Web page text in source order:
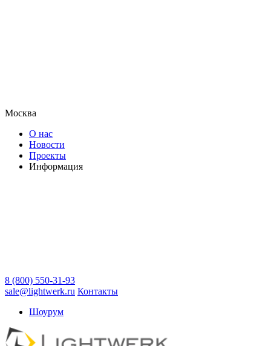
Москва
О нас
Новости
Проекты
Информация
8 (800) 550-31-93
sale@lightwerk.ru Контакты
Шоурум